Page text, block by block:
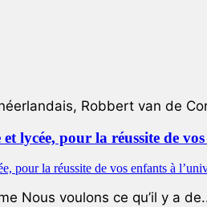
Robbert van de
lycée, pour la réussite de
Nous voulons ce qu’il y a